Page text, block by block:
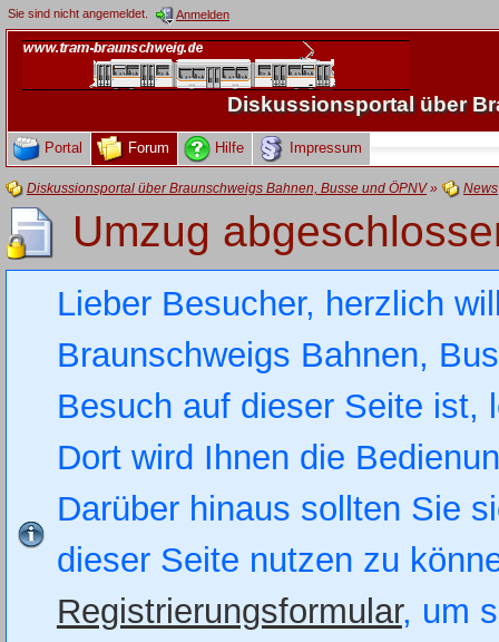
Sie sind nicht angemeldet. Anmelden
Diskussionsportal über
Portal Forum Hilfe Impressum
Diskussionsportal über Braunschweigs Bahnen, Busse und ÖPNV» News
Umzug
Lieber Besucher, herzlich
Braunschweigs Bahnen,
Besuch auf dieser Seite
Dort wird Ihnen die
Darüber hinaus sollten Sie
dieser Seite nutzen zu
Registrierungsformular, um